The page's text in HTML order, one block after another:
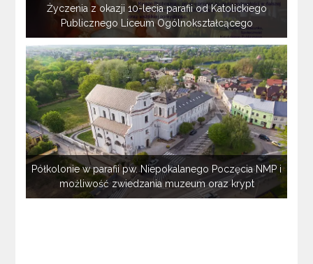
Życzenia z okazji 10-lecia parafii od Katolickiego
Publicznego Liceum Ogólnokształcącego
Półkolonie w parafii pw. Niepokalanego Poczęcia NMP i
możliwość zwiedzania muzeum oraz krypt